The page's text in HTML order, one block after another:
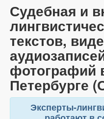
Судебная и
текстов,
фотографий
Петербурге
Эксперты-